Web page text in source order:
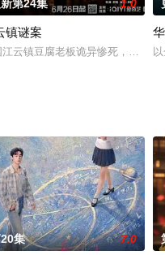
疑类型剧，故事涉及到了家族
第24集 1.0
镇谜案
江云镇豆腐老板诡异惨死，小女
集 7.0